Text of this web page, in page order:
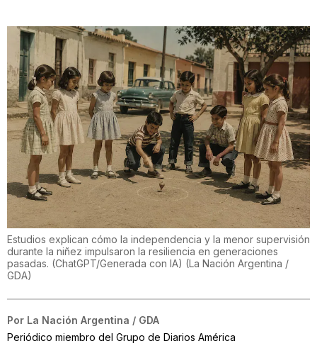
Estudios explican cómo la independencia y la menor supervisión
durante la niñez impulsaron la resiliencia en generaciones
pasadas. (ChatGPT/Generada con IA) (La Nación Argentina /
GDA)
Por La Nación Argentina / GDA
Periódico miembro del Grupo de Diarios América